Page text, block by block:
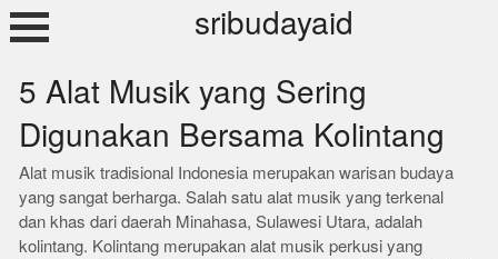
Skip
to
sribudayaid
5 Alat Musik yang Sering
Digunakan Bersama Kolintang
Alat musik tradisional Indonesia merupakan warisan budaya
yang sangat berharga. Salah satu alat musik yang terkenal
dan khas dari daerah Minahasa, Sulawesi Utara, adalah
kolintang. Kolintang merupakan alat musik perkusi yang